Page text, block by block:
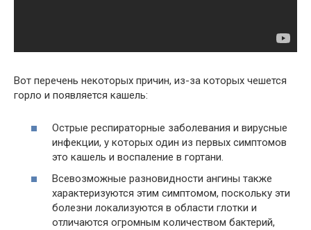
Вот перечень некоторых причин, из-за которых чешется
горло и появляется кашель:
Острые респираторные заболевания и вирусные
инфекции, у которых один из первых симптомов
это кашель и воспаление в гортани.
Всевозможные разновидности ангины также
характеризуются этим симптомом, поскольку эти
болезни локализуются в области глотки и
отличаются огромным количеством бактерий,